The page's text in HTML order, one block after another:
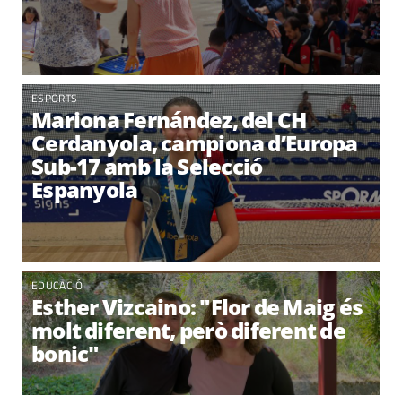
ESPORTS
Mariona Fernández, del CH
Cerdanyola, campiona d’Europa
Sub-17 amb la Selecció
Espanyola
EDUCACIÓ
Esther Vizcaino: "Flor de Maig és
molt diferent, però diferent de
bonic"